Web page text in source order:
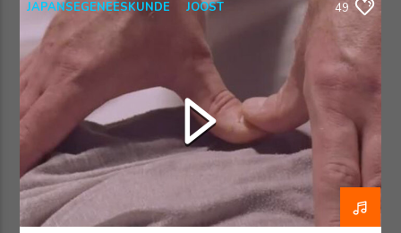
JAPANSEGENEESKUNDE
JOOST
OOSTERSEGENEESKUNDE
RAZO & ZORG
SHIATSU
49